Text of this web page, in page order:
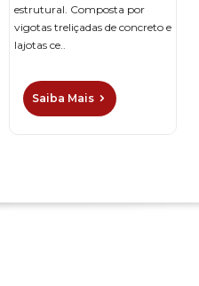
estrutural. Composta por
vigotas treliçadas de concreto e
lajotas ce..
Saiba Mais